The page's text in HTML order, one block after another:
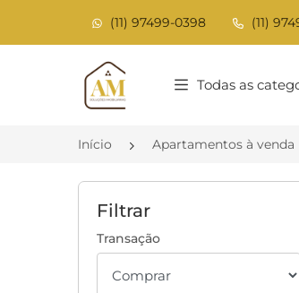
(11) 97499-0398 (11)
Página inicial
Todas as
Início Apartamentos à venda
Filtrar
Transação